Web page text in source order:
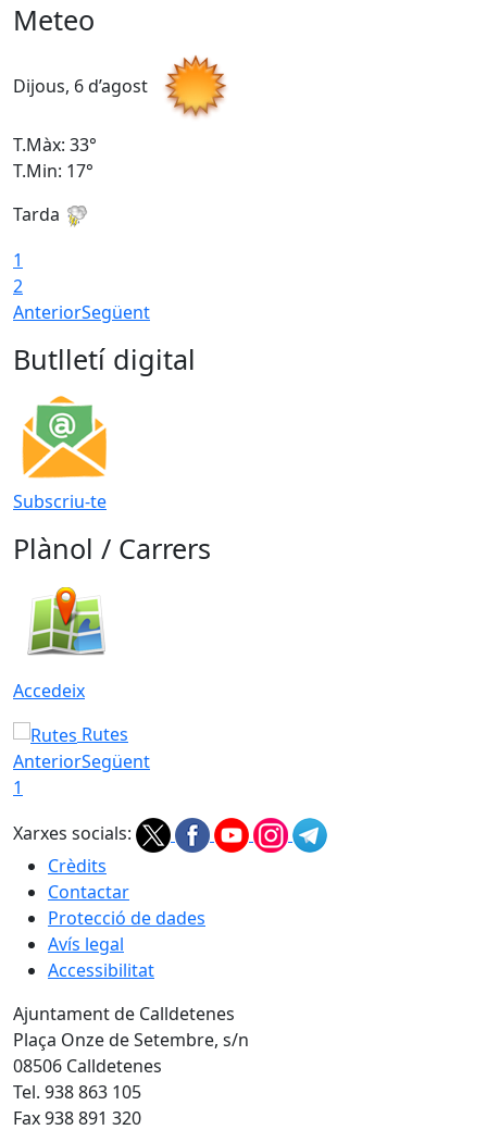
Meteo
Dijous, 6 d’agost
T.Màx: 33°
T.Min: 17°
Tarda
1
2
AnteriorSegüent
Butlletí digital
Subscriu-te
Plànol / Carrers
Accedeix
Rutes
AnteriorSegüent
1
Xarxes socials:
Crèdits
Contactar
Protecció de dades
Avís legal
Accessibilitat
Ajuntament de Calldetenes
Plaça Onze de Setembre, s/n
08506 Calldetenes
Tel. 938 863 105
Fax 938 891 320